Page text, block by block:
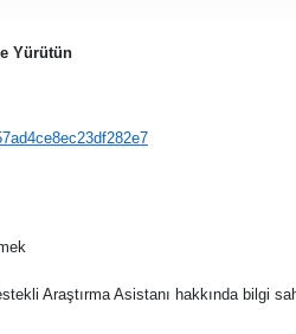
Yürütün
Araştırma Asistanı hakkında bilgi